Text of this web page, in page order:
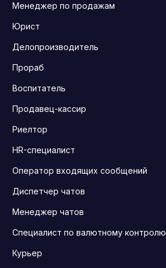
Менеджер по продажам
Юрист
Делопроизводитель
Прораб
Воспитатель
Продавец-кассир
Риелтор
HR-специалист
Оператор входящих сообщений
Диспетчер чатов
Менеджер чатов
Специалист по валютному контролю
Курьер